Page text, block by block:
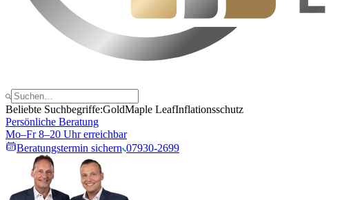
Beliebte Suchbegriffe:GoldMaple LeafInflationsschutz
Persönliche Beratung
Mo–Fr 8–20 Uhr erreichbar
Beratungstermin sichern 07930-2699